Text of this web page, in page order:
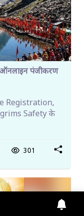
ऑनलाइन पंजीकरण
Registration,
Safety के
301